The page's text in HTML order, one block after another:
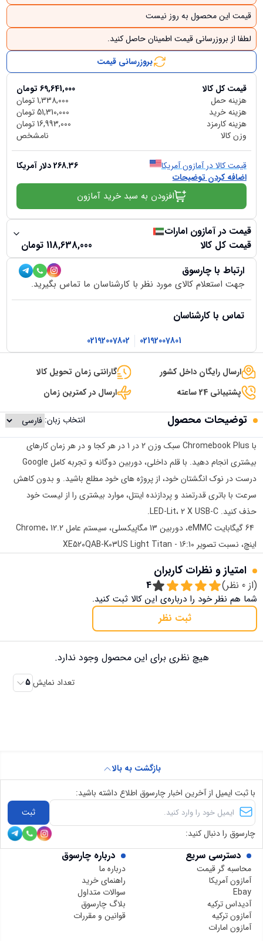
قیمت این محصول به روز نیست
لطفا از بروزرسانی قیمت اطمینان حاصل کنید.
بروزرسانی قیمت
قیمت کل کالا 69,641,000 تومان
هزینه حمل
1,338,000تومان
هزینه خرید
51,310,000تومان
هزینه کارمزد
16,993,000تومان
وزن کالا
نامشخص
قیمت کالا در آمازون آمریکا 268.36دلار آمریکا
اضافه کردن توضیحات
افزودن به سبد خرید آمازون
قیمت در آمازون امارات
قیمت کل کالا
118,638,000 تومان
ارتباط با چارسوق
جهت استعلام کالای مورد نظر با کارشناسان ما تماس بگیرید.
تماس با کارشناسان
02192007801
02192007802
ارسال رایگان داخل کشور
گارانتی زمان تحویل کالا
پشتیبانی 24 ساعته
ارسال در کمترین زمان
توضیحات محصول
انتخاب زبان:
با Chromebook Plus سبک وزن 2 در 1 در هر کجا و در هر زمان کارهای
بیشتری انجام دهید. با قلم داخلی، دوربین دوگانه و تجربه کامل Google
درست در نوک انگشتان خود، از پروژه های خود مطلع باشید. و بدون کاهش
سرعت با باتری قدرتمند و پردازنده اینتل، موارد بیشتری را از لیست خود
حذف کنید. LED-Lit، 2 X USB-C.
64 گیگابایت eMMC، دوربین 13 مگاپیکسلی، سیستم عامل Chrome، 12.2
اینچ، نسبت تصویر 16:10 - XE520QAB-K03US Light Titan
امتیاز و نظرات کاربران
(از 0 نظر) 4
شما هم نظر خود را درباره‌ی این کالا ثبت کنید.
ثبت نظر
هیچ نظری برای این محصول وجود ندارد.
تعداد نمایش 5
دسترسی سریع
محاسبه گر قیمت
آمازون آمریکا
Ebay
آدیداس ترکیه
آمازون ترکیه
آمازون امارات
درباره چارسوق
درباره ما
راهنمای خرید
سوالات متداول
بلاگ چارسوق
قوانین و مقررات
بازگشت به بالا
با ثبت ایمیل از آخرین اخبار چارسوق اطلاع داشته باشید:
ثبت
چارسوق را دنبال کنید: